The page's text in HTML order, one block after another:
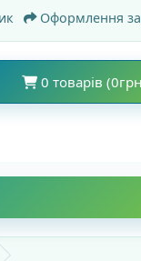
Оформлення
0 товарів